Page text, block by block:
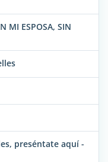
MI ESPOSA, SIN
preséntate aquí -